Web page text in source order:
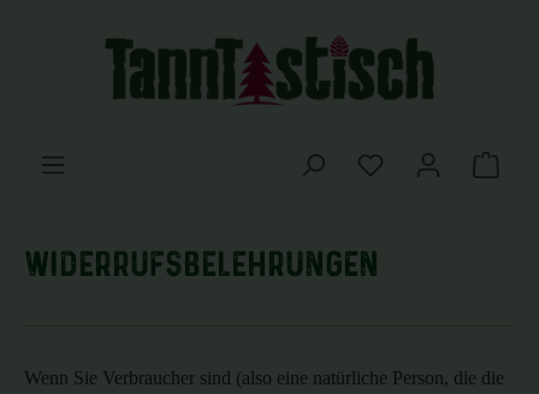
Du hast 0
Widerrufsbelehrungen
Wenn Sie Verbraucher sind (also eine natürliche Person, die die